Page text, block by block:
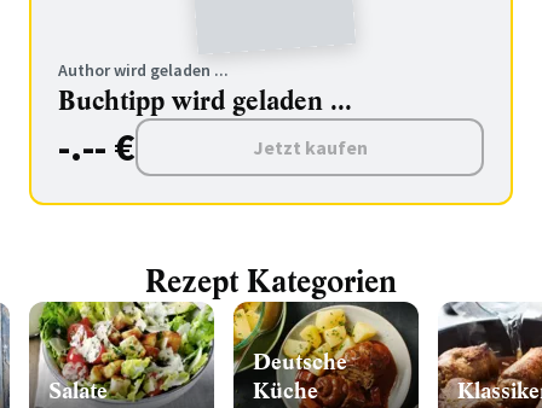
Author wird geladen ...
Buchtipp wird geladen ...
-.-- € Jetzt kaufen
Rezept Kategorien
Salate
Deutsche
Küche